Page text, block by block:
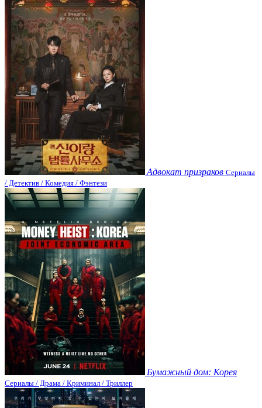
Адвокат призраков Сериалы
/ Детектив / Комедия / Фэнтези
Бумажный дом: Корея
Сериалы / Драма / Криминал / Триллер